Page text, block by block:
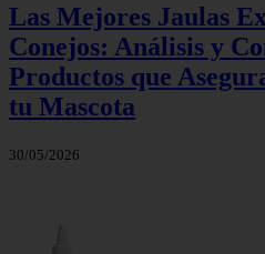
Las Mejores Jaulas
Conejos: Análisis y
Productos que
tu Mascota
30/05/2026